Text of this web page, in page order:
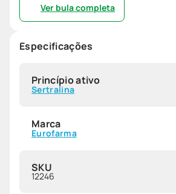
Ver bula completa
Especificações
Princípio ativo
Sertralina
Marca
Eurofarma
SKU
12246